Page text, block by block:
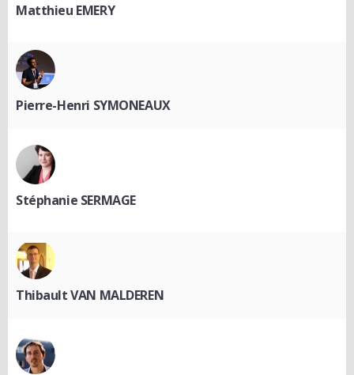
Matthieu EMERY
Pierre-Henri SYMONEAUX
Stéphanie SERMAGE
Thibault VAN MALDEREN